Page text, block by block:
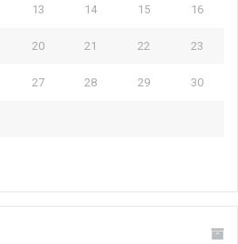
13 14 15 16
20 21 22 23
27 28 29 30